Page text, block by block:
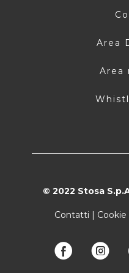
Area
Area
© 2022 Stosa
Contatti |